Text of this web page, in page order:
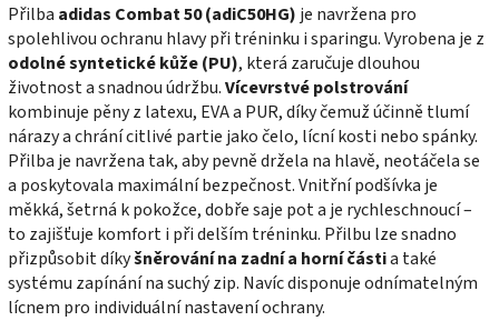
Přilba adidas Combat 50 (adiC50HG) je navržena pro
spolehlivou ochranu hlavy při tréninku i sparingu. Vyrobena je z
odolné syntetické kůže (PU), která zaručuje dlouhou
životnost a snadnou údržbu.Vícevrstvé polstrování
kombinuje pěny z latexu, EVA a PUR, díky čemuž účinně tlumí
nárazy a chrání citlivé partie jako čelo, lícní kosti nebo spánky.
Přilba je navržena tak, aby pevně držela na hlavě, neotáčela se
a poskytovala maximální bezpečnost. Vnitřní podšívka je
měkká, šetrná k pokožce, dobře saje pot a je rychleschnoucí –
to zajišťuje komfort i při delším tréninku. Přilbu lze snadno
přizpůsobit díkyšněrování na zadní a horní částia také
systému zapínání na suchý zip. Navíc disponuje odnímatelným
lícnem pro individuální nastavení ochrany.